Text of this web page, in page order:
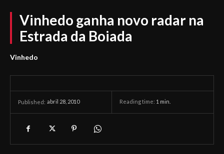
Vinhedo ganha novo radar na
Estrada da Boiada
Vinhedo
Published: abril 28, 2010 Reading time: 1 min.